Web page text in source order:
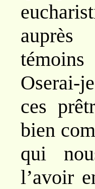
Oserai-
ces
bien
qui
l’avoir